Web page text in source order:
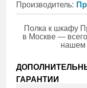
Производитель:
Полка к шкафу
в Москве —
нашем
ГАРАНТИИ